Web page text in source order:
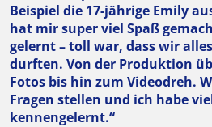
Beispiel die 17-jährige Emily
hat mir super viel Spaß
gelernt – toll war, dass wir
durften. Von der Produktion
Fotos bis hin zum Videodreh.
Fragen stellen und ich habe
kennengelernt.“